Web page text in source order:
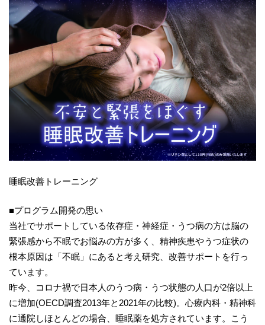
睡眠改善トレーニング
■プログラム開発の思い
当社でサポートしている依存症・神経症・うつ病の方は脳の
緊張感から不眠でお悩みの方が多く、精神疾患やうつ症状の
根本原因は「不眠」にあると考え研究、改善サポートを行っ
ています。
昨今、コロナ禍で日本人のうつ病・うつ状態の人口が2倍以上
に増加(OECD調査2013年と2021年の比較)。心療内科・精神科
に通院しほとんどの場合、睡眠薬を処方されています。こう